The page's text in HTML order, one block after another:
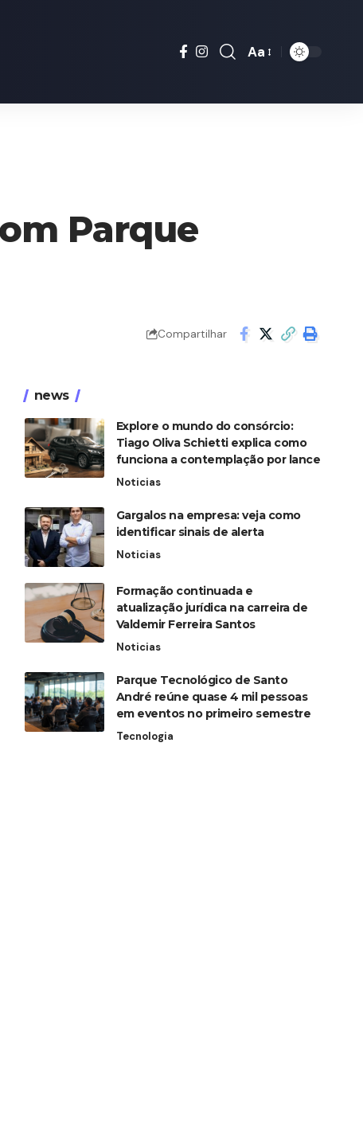
Font
Aa
Parque
Compartilhar
news
Explore o mundo do consórcio:
Tiago Oliva Schietti explica como
funciona a contemplação por lance
Noticias
Gargalos na empresa: veja como
identificar sinais de alerta
Noticias
Formação continuada e
atualização jurídica na carreira de
Valdemir Ferreira Santos
Noticias
Parque Tecnológico de Santo
André reúne quase 4 mil pessoas
em eventos no primeiro semestre
Tecnologia